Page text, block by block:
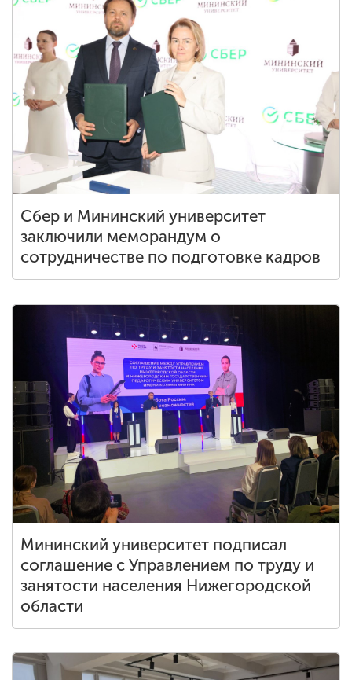
Сбер и Мининский университет
заключили меморандум о
сотрудничестве по подготовке кадров
Мининский университет подписал
соглашение с Управлением по труду и
занятости населения Нижегородской
области